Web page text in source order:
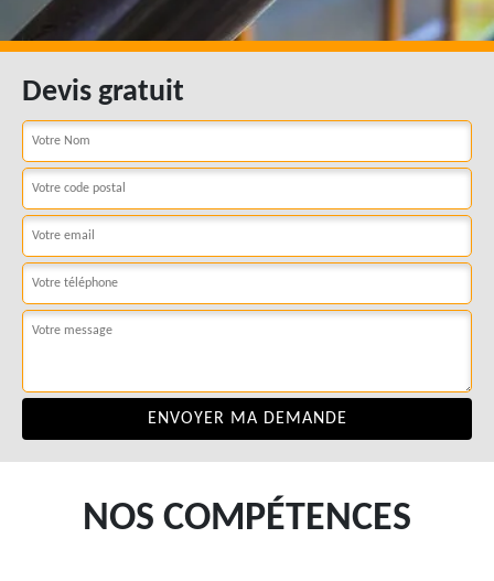
Devis gratuit
NOS COMPÉTENCES